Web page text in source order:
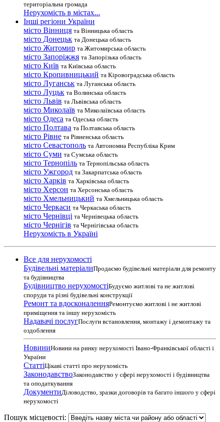
територіальна громада
Нерухомість в містах...
Інші регіони України
місто Вінниця та Вінницька область
місто Донецьк та Донецька область
місто Житомир та Житомирська область
місто Запоріжжя та Запорізька область
місто Київ та Київська область
місто Кропивницький та Кіровоградська область
місто Луганськ та Луганська область
місто Луцьк та Волинська область
місто Львів та Львівська область
місто Миколаїв та Миколаївська область
місто Одеса та Одеська область
місто Полтава та Полтавська область
місто Рівне та Рівненська область
місто Севастополь та Автономна Республіка Крим
місто Суми та Сумська область
місто Тернопіль та Тернопільська область
місто Ужгород та Закарпатська область
місто Харків та Харківська область
місто Херсон та Херсонська область
місто Хмельницький та Хмельницька область
місто Черкаси та Черкаська область
місто Чернівці та Чернівецька область
місто Чернігів та Чернігівська область
Нерухомість в Україні
Все для нерухомості
Будівельні матеріалиПродаємо будівельні матеріали для ремонту
та будівництва
Будівництво нерухомостіБудуємо житлові та не житлові
споруди та різні будівельні конструкції
Ремонт та вдосконаленняРемонтуємо житлові і не житлові
приміщення та іншу нерухомість
Надавачі послугПослуги встановлення, монтажу і демонтажу та
оздоблення
НовиниНовини на ринку нерухомості Івано-Франківської області і
України
СтаттіЦікаві статті про нерухомість
ЗаконодавствоЗаконодавство у сфері нерухомості і будівництва
та оподаткування
ДокументиДіловодство, зразки договорів та багато іншого у сфері
нерухомості
Пошук місцевості: